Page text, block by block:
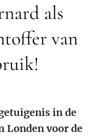
als
van
in de
voor de